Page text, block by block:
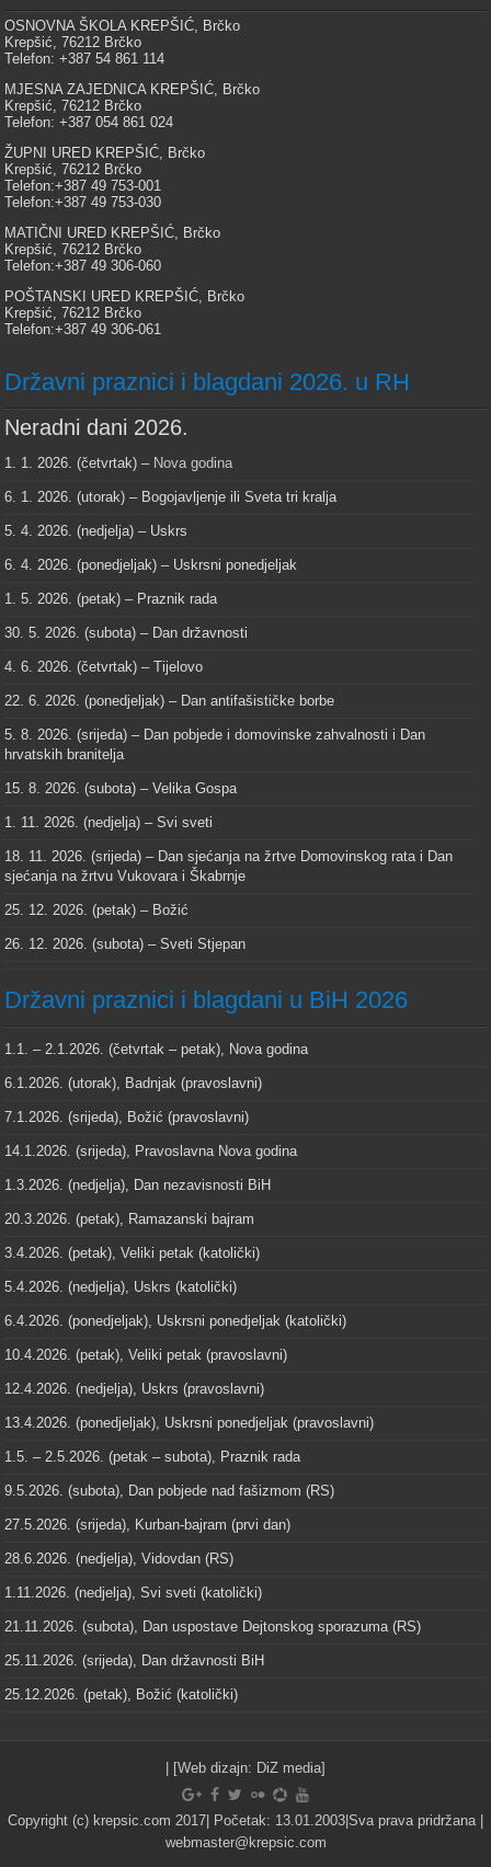
OSNOVNA ŠKOLA KREPŠIĆ, Brčko
Krepšić, 76212 Brčko
Telefon: +387 54 861 114
MJESNA ZAJEDNICA KREPŠIĆ, Brčko
Krepšić, 76212 Brčko
Telefon: +387 054 861 024
ŽUPNI URED KREPŠIĆ, Brčko
Krepšić, 76212 Brčko
Telefon:+387 49 753-001
Telefon:+387 49 753-030
MATIČNI URED KREPŠIĆ, Brčko
Krepšić, 76212 Brčko
Telefon:+387 49 306-060
POŠTANSKI URED KREPŠIĆ, Brčko
Krepšić, 76212 Brčko
Telefon:+387 49 306-061
Državni praznici i blagdani 2026. u RH
Neradni dani 2026.
1. 1. 2026. (četvrtak) – Nova godina
6. 1. 2026. (utorak) – Bogojavljenje ili Sveta tri kralja
5. 4. 2026. (nedjelja) – Uskrs
6. 4. 2026. (ponedjeljak) – Uskrsni ponedjeljak
1. 5. 2026. (petak) – Praznik rada
30. 5. 2026. (subota) – Dan državnosti
4. 6. 2026. (četvrtak) – Tijelovo
22. 6. 2026. (ponedjeljak) – Dan antifašističke borbe
5. 8. 2026. (srijeda) – Dan pobjede i domovinske zahvalnosti i Dan
hrvatskih branitelja
15. 8. 2026. (subota) – Velika Gospa
1. 11. 2026. (nedjelja) – Svi sveti
18. 11. 2026. (srijeda) – Dan sjećanja na žrtve Domovinskog rata i Dan
sjećanja na žrtvu Vukovara i Škabrnje
25. 12. 2026. (petak) – Božić
26. 12. 2026. (subota) – Sveti Stjepan
Državni praznici i blagdani u BiH 2026
1.1. – 2.1.2026. (četvrtak – petak), Nova godina
6.1.2026. (utorak), Badnjak (pravoslavni)
7.1.2026. (srijeda), Božić (pravoslavni)
14.1.2026. (srijeda), Pravoslavna Nova godina
1.3.2026. (nedjelja), Dan nezavisnosti BiH
20.3.2026. (petak), Ramazanski bajram
3.4.2026. (petak), Veliki petak (katolički)
5.4.2026. (nedjelja), Uskrs (katolički)
6.4.2026. (ponedjeljak), Uskrsni ponedjeljak (katolički)
10.4.2026. (petak), Veliki petak (pravoslavni)
12.4.2026. (nedjelja), Uskrs (pravoslavni)
13.4.2026. (ponedjeljak), Uskrsni ponedjeljak (pravoslavni)
1.5. – 2.5.2026. (petak – subota), Praznik rada
9.5.2026. (subota), Dan pobjede nad fašizmom (RS)
27.5.2026. (srijeda), Kurban-bajram (prvi dan)
28.6.2026. (nedjelja), Vidovdan (RS)
1.11.2026. (nedjelja), Svi sveti (katolički)
21.11.2026. (subota), Dan uspostave Dejtonskog sporazuma (RS)
25.11.2026. (srijeda), Dan državnosti BiH
25.12.2026. (petak), Božić (katolički)
| [Web dizajn: DiZ media]
Copyright (c) krepsic.com 2017| Početak: 13.01.2003|Sva prava pridržana |
webmaster@krepsic.com